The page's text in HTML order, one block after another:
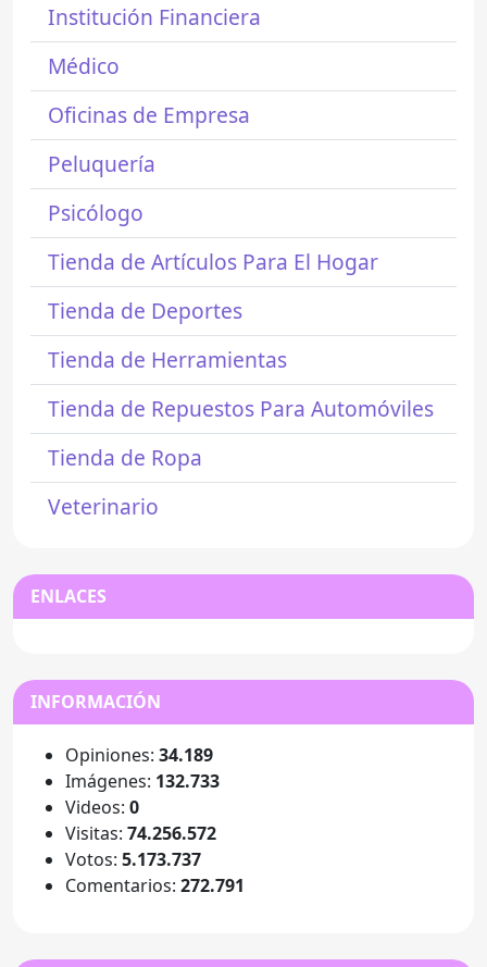
Institución Financiera
Médico
Oficinas de Empresa
Peluquería
Psicólogo
Tienda de Artículos Para El Hogar
Tienda de Deportes
Tienda de Herramientas
Tienda de Repuestos Para Automóviles
Tienda de Ropa
Veterinario
ENLACES
INFORMACIÓN
Opiniones: 34.189
Imágenes: 132.733
Videos: 0
Visitas: 74.256.572
Votos: 5.173.737
Comentarios: 272.791